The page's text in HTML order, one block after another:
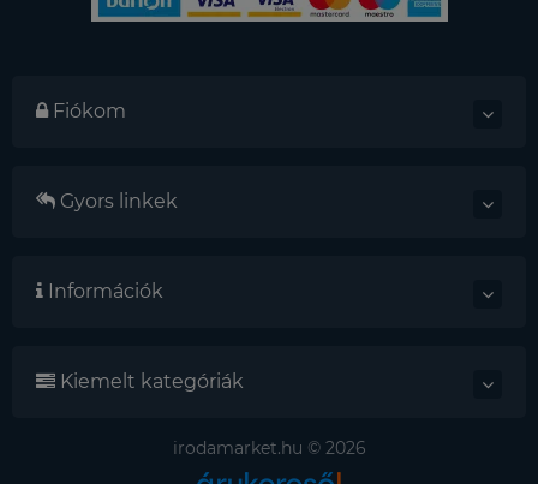
Fiókom
Gyors linkek
Információk
Kiemelt kategóriák
irodamarket.hu © 2026